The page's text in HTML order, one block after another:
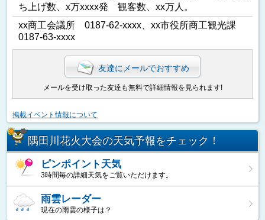
ち上げ数、x万xxxx発 観客数、xx万人。
xx商工会議所 0187-62-xxxx、xx市役所商工観光課
0187-63-xxxx
友達にメールでおすすめ
メールを受け取った友達も無料で詳細情報を見られます!
掲載イベント情報について
隅田川花火大会の天気予報をチェック！
ピンポイント天気
3時間毎の詳細天気をご覧いただけます。
雨雲レーダー
現在の雨雲の様子は？